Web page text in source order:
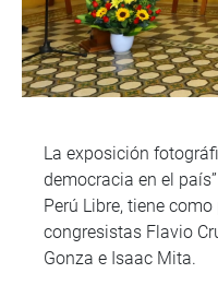
La exposición
democracia en el
Perú Libre, tiene
congresistas Flavio
Gonza e Isaac Mita.